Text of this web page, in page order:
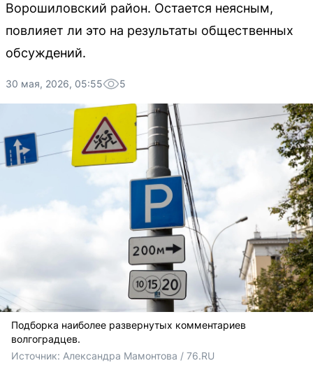
Ворошиловский район. Остается неясным,
повлияет ли это на результаты общественных
обсуждений.
30 мая, 2026, 05:55 5
Подборка наиболее развернутых комментариев
волгоградцев.
Источник: Александра Мамонтова / 76.RU